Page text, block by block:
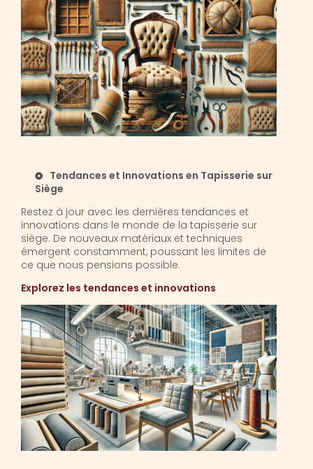
Tendances et Innovations en Tapisserie sur
Siège
Restez à jour avec les dernières tendances et
innovations dans le monde de la tapisserie sur
siège. De nouveaux matériaux et techniques
émergent constamment, poussant les limites de
ce que nous pensions possible.
Explorez les tendances et innovations